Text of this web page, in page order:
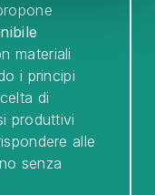
materiali
i principi
di
produttivi
alle
senza